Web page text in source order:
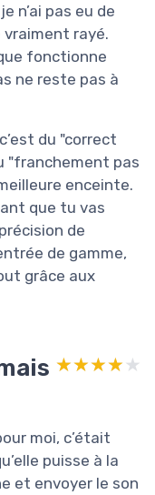
n’ai pas eu de
rayé.
fonctionne
ne reste pas à
du "correct
"franchement pas
enceinte.
que tu vas
de
de gamme,
grâce aux
★★★★★
★★★★★
moi, c’était
puisse à la
et envoyer le son